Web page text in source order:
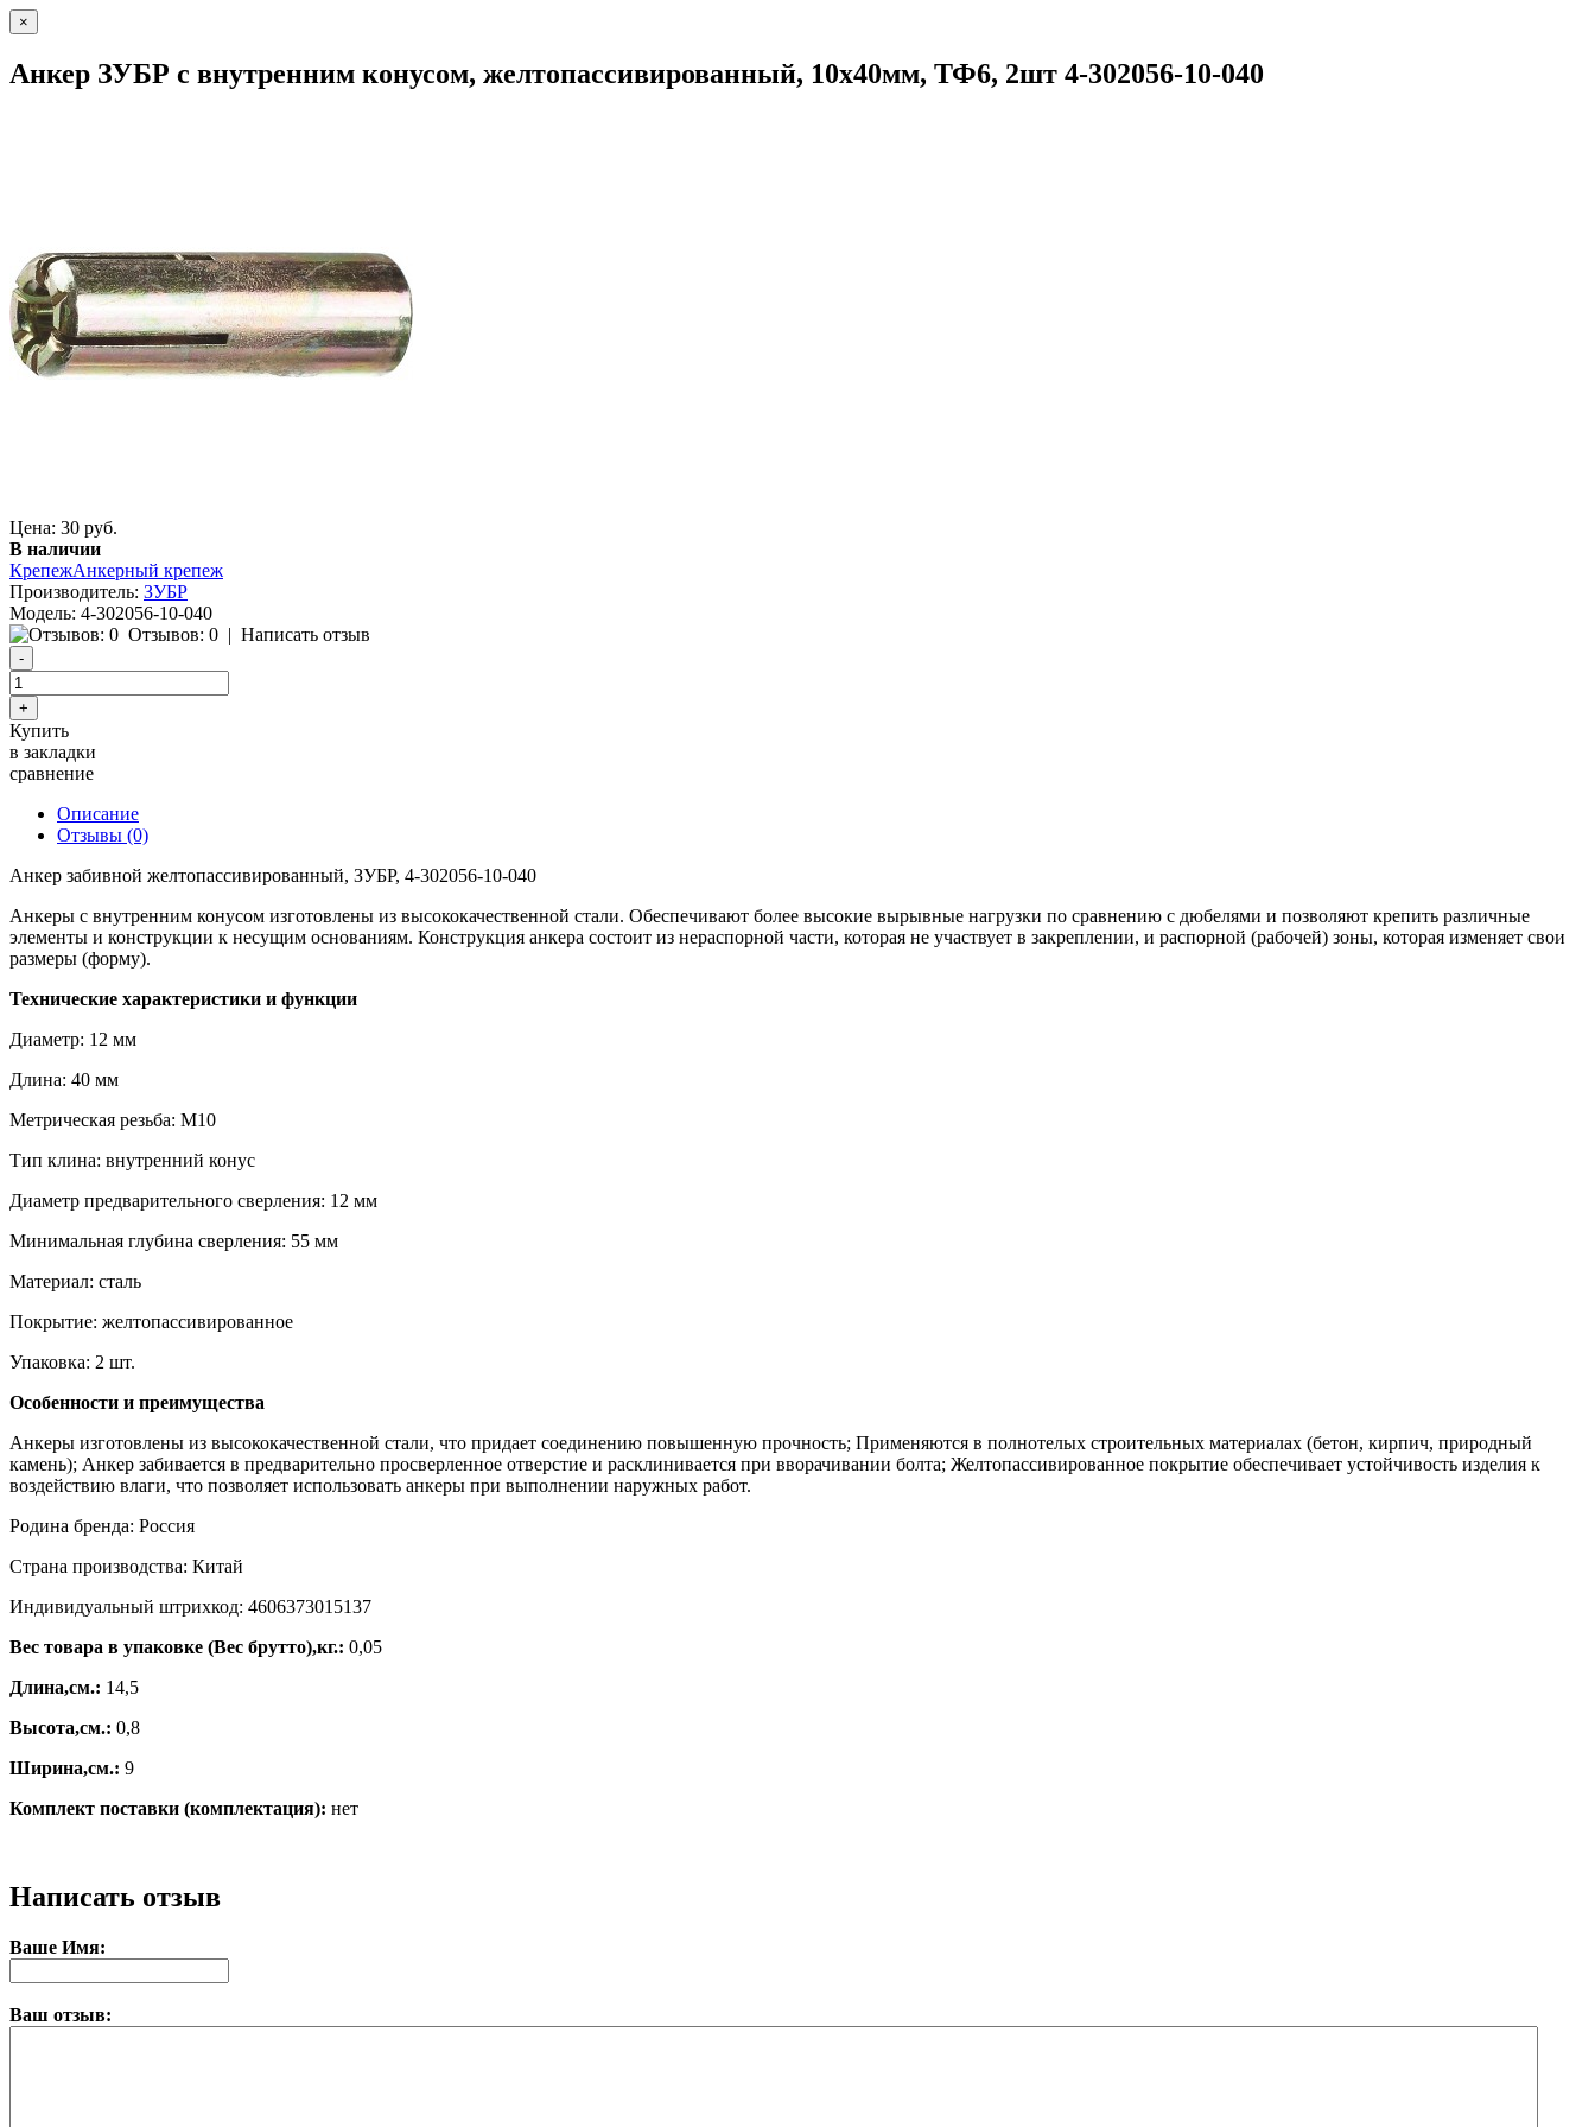
×
Анкер ЗУБР с внутренним конусом, желтопассивированный, 10х40мм, ТФ6, 2шт 4-302056-10-040
Цена: 30 руб.
В наличии
КрепежАнкерный крепеж
Производитель: ЗУБР
Модель: 4-302056-10-040
Отзывов: 0 | Написать отзыв
Купить
в закладки
сравнение
Описание
Отзывы (0)
Анкер забивной желтопассивированный, ЗУБР, 4-302056-10-040
Анкеры с внутренним конусом изготовлены из высококачественной стали. Обеспечивают более высокие вырывные нагрузки по сравнению с дюбелями и позволяют крепить различные
элементы и конструкции к несущим основаниям. Конструкция анкера состоит из нераспорной части, которая не участвует в закреплении, и распорной (рабочей) зоны, которая изменяет свои
размеры (форму).
Технические характеристики и функции
Диаметр: 12 мм
Длина: 40 мм
Метрическая резьба: М10
Тип клина: внутренний конус
Диаметр предварительного сверления: 12 мм
Минимальная глубина сверления: 55 мм
Материал: сталь
Покрытие: желтопассивированное
Упаковка: 2 шт.
Особенности и преимущества
Анкеры изготовлены из высококачественной стали, что придает соединению повышенную прочность; Применяются в полнотелых строительных материалах (бетон, кирпич, природный
камень); Анкер забивается в предварительно просверленное отверстие и расклинивается при вворачивании болта; Желтопассивированное покрытие обеспечивает устойчивость изделия к
воздействию влаги, что позволяет использовать анкеры при выполнении наружных работ.
Родина бренда: Россия
Страна производства: Китай
Индивидуальный штрихкод: 4606373015137
Вес товара в упаковке (Вес брутто),кг.: 0,05
Длина,см.: 14,5
Высота,см.: 0,8
Ширина,см.: 9
Комплект поставки (комплектация): нет
Написать отзыв
Ваше Имя:
Ваш отзыв: